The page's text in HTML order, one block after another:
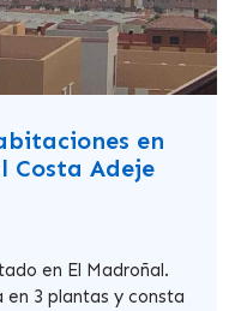
en
Costa Adeje
en El Madroñal.
3 plantas y consta